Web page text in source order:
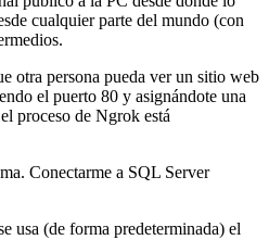
cualquier parte del mundo (con
otra persona pueda ver un sitio web
el puerto 80 y asignándote una
proceso de Ngrok está
Conectarme a SQL Server
usa (de forma predeterminada) el